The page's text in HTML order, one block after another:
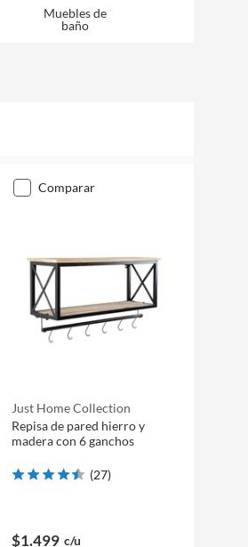
Muebles de
baño
comparar
Just Home Collection
Repisa de pared hierro y
madera con 6 ganchos
(27)
$1.499 c/u